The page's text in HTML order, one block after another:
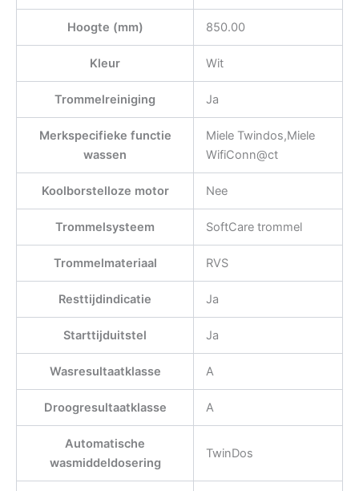
Hoogte (mm) 850.00
Kleur Wit
Trommelreiniging Ja
Merkspecifieke functie
wassen
Miele Twindos,Miele
WifiConn@ct
Koolborstelloze motor Nee
Trommelsysteem SoftCare trommel
Trommelmateriaal RVS
Resttijdindicatie Ja
Starttijduitstel Ja
Wasresultaatklasse A
Droogresultaatklasse A
Automatische
wasmiddeldosering
TwinDos